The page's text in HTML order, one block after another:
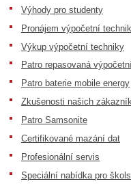
Výhody pro studenty
Pronájem výpočetní
Výkup výpočetní techniky
Patro repasovaná
Patro baterie mobile energy
Zkušenosti našich
Patro Samsonite
Certifikované mazání dat
Profesionální servis
Speciální nabídka pro